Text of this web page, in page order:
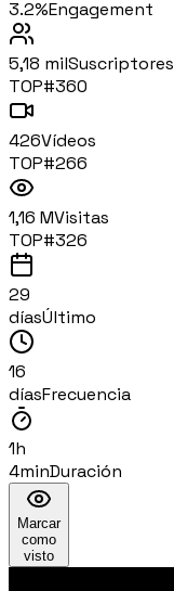
3.2%Engagement
5,18 milSuscriptores
TOP#360
426Vídeos
TOP#266
1,16 MVisitas
TOP#326
29
díasÚltimo
16
díasFrecuencia
1h
4minDuración
Marcar
como
visto